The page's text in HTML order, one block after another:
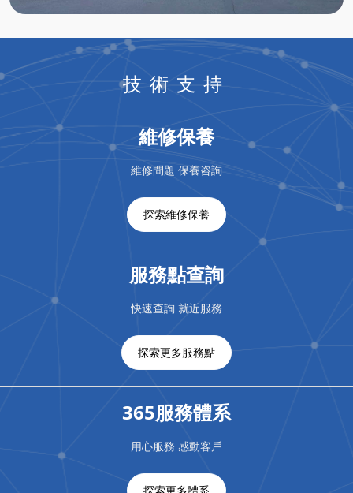
技術支持
維修保養
維修問題 保養咨詢
探索維修保養
服務點查詢
快速查詢 就近服務
探索更多服務點
365服務體系
用心服務 感動客戶